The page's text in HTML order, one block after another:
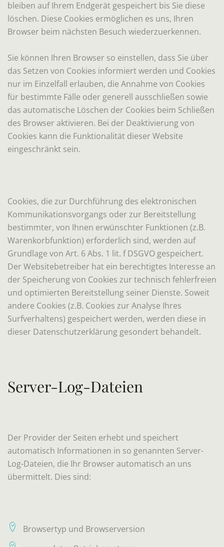
bleiben auf Ihrem Endgerät gespeichert bis Sie diese
löschen. Diese Cookies ermöglichen es uns, Ihren
Browser beim nächsten Besuch wiederzuerkennen.
Sie können Ihren Browser so einstellen, dass Sie über
das Setzen von Cookies informiert werden und Cookies
nur im Einzelfall erlauben, die Annahme von Cookies
für bestimmte Fälle oder generell ausschließen sowie
das automatische Löschen der Cookies beim Schließen
des Browser aktivieren. Bei der Deaktivierung von
Cookies kann die Funktionalität dieser Website
eingeschränkt sein.
Cookies, die zur Durchführung des elektronischen
Kommunikationsvorgangs oder zur Bereitstellung
bestimmter, von Ihnen erwünschter Funktionen (z.B.
Warenkorbfunktion) erforderlich sind, werden auf
Grundlage von Art. 6 Abs. 1 lit. f DSGVO gespeichert.
Der Websitebetreiber hat ein berechtigtes Interesse an
der Speicherung von Cookies zur technisch fehlerfreien
und optimierten Bereitstellung seiner Dienste. Soweit
andere Cookies (z.B. Cookies zur Analyse Ihres
Surfverhaltens) gespeichert werden, werden diese in
dieser Datenschutzerklärung gesondert behandelt.
Server-Log-Dateien
Der Provider der Seiten erhebt und speichert
automatisch Informationen in so genannten Server-
Log-Dateien, die Ihr Browser automatisch an uns
übermittelt. Dies sind:
Browsertyp und Browserversion